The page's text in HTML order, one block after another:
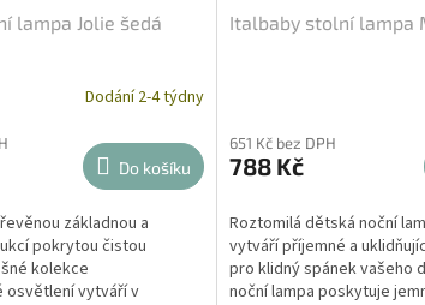
lampa Jolie šedá
Dodání 2-4 týdny
Do košíku
základnou a
pokrytou čistou
kolekce
osvětlení vytváří v
Italbaby stolní lampa
651 Kč bez DPH
788 Kč
Roztomilá dětská noční
vytváří příjemné a
pro klidný spánek vašeho
noční lampa poskytuje